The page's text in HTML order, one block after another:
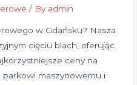
/ By admin
w Gdańsku? Nasza
cięciu blach, oferując
ceny na
maszynowemu i